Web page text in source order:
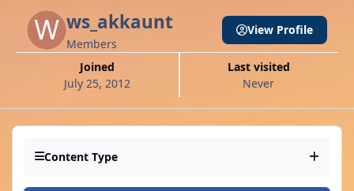
ws_akkaunt
Members
Joined
July 25, 2012
Last visited
Never
View Profile
Content Type